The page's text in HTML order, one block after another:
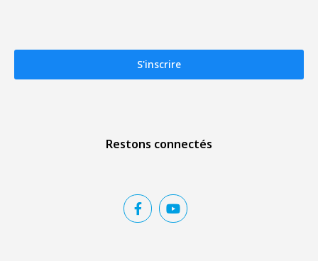
S'inscrire
Restons connectés